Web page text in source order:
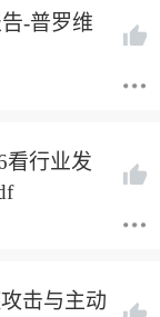
-普罗维
行业发
击与主动